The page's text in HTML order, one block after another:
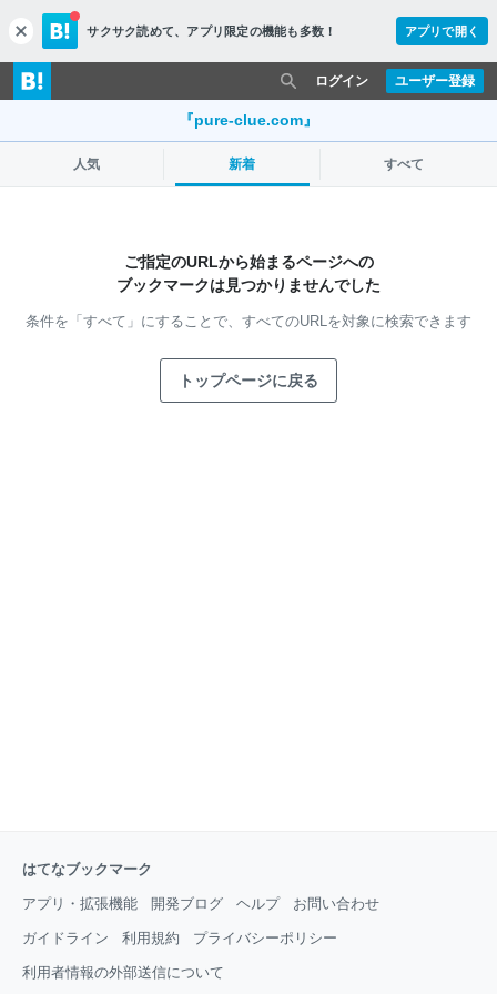
c
l
o
s
サクサク読めて、 アプリ限定の機能も多数！ アプリで開く
ユーザー登録
ログイン
『pure-clue.com』
人気 新着 すべて
ご指定のURLから始まるページへの
ブックマークは見つかりませんでした
条件を「すべて」にすることで、 すべてのURLを対象に検索できます
トップページに戻る
はてなブックマーク
アプリ・拡張機能 開発ブログ ヘルプ お問い合わせ
ガイドライン 利用規約 プライバシーポリシー
利用者情報の外部送信について